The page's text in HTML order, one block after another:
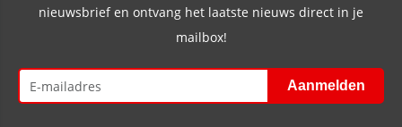
nieuwsbrief en ontvang het laatste nieuws direct in je
mailbox!